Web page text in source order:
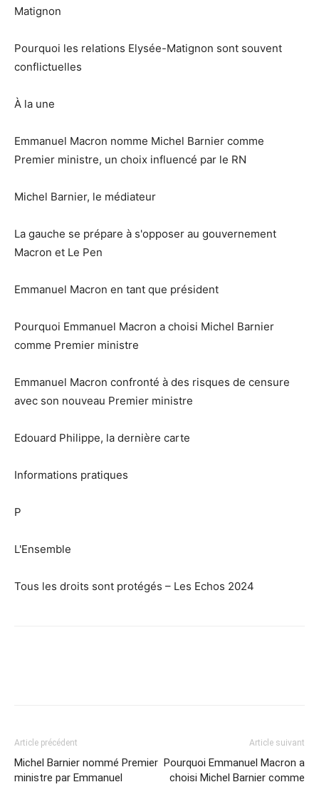
Matignon
Pourquoi les relations Elysée-Matignon sont souvent
conflictuelles
À la une
Emmanuel Macron nomme Michel Barnier comme
Premier ministre, un choix influencé par le RN
Michel Barnier, le médiateur
La gauche se prépare à s'opposer au gouvernement
Macron et Le Pen
Emmanuel Macron en tant que président
Pourquoi Emmanuel Macron a choisi Michel Barnier
comme Premier ministre
Emmanuel Macron confronté à des risques de censure
avec son nouveau Premier ministre
Edouard Philippe, la dernière carte
Informations pratiques
P
L'Ensemble
Tous les droits sont protégés – Les Echos 2024
Article précédent
Michel Barnier nommé Premier
ministre par Emmanuel
Article suivant
Pourquoi Emmanuel Macron a
choisi Michel Barnier comme